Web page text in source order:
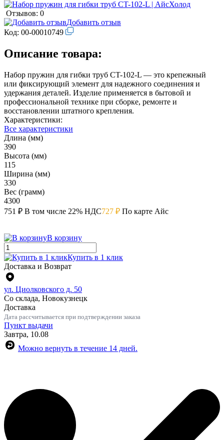
Отзывов: 0
Добавить отзыв
Код: 00-00010749
Описание товара:
Набор пружин для гибки труб CT-102-L — это крепежный
или фиксирующий элемент для надежного соединения и
удержания деталей. Изделие применяется в бытовой и
профессиональной технике при сборке, ремонте и
восстановлении штатного крепления.
Характеристики:
Все характеристики
Длина (мм)
390
Высота (мм)
115
Ширина (мм)
330
Вес (грамм)
4300
751 ₽ В том числе 22% НДС727 ₽ По карте Айс
В корзину
Купить в 1 клик
Доставка и Возврат
ул. Циолковского д. 50
Со склада, Новокузнецк
Доставка
Дата рассчитывается при подтверждении заказа
Пункт выдачи
Завтра, 10.08
Можно вернуть в течение 14 дней.